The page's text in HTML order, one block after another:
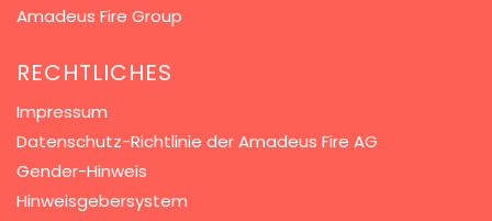
Amadeus Fire Group
RECHTLICHES
Impressum
Datenschutz-Richtlinie der Amadeus Fire AG
Gender-Hinweis
Hinweisgebersystem